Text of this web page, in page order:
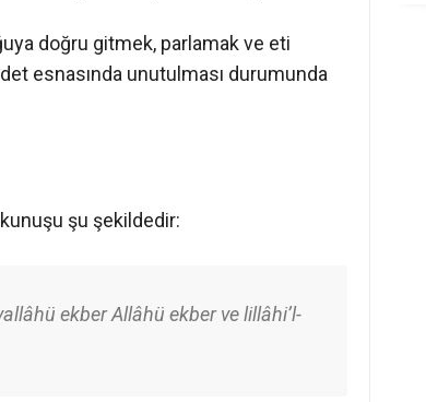
doğru gitmek, parlamak ve eti
esnasında unutulması durumunda
şu şekildedir:
ekber Allâhü ekber ve lillâhi’l-